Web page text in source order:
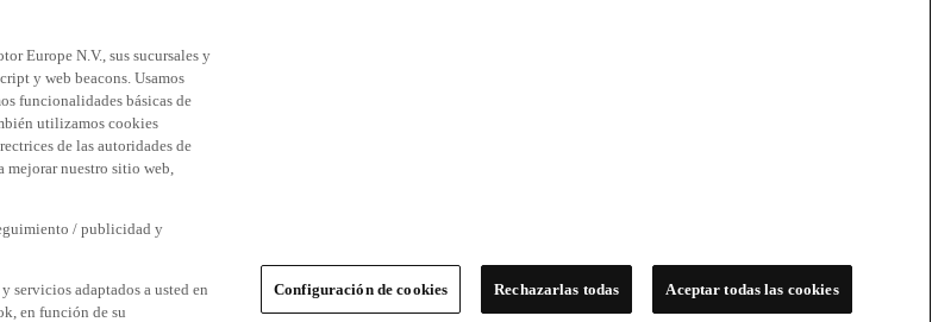
Europe N.V., sus sucursales y
y web beacons. Usamos
funcionalidades básicas de
utilizamos cookies
de las autoridades de
mejorar nuestro sitio web,
/ publicidad y
servicios adaptados a usted en
en función de su
Configuración de cookies Rechazarlas todas Aceptar todas las cookies